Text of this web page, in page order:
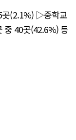
곳(2.1%) ▷중학교
40곳(42.6%) 등